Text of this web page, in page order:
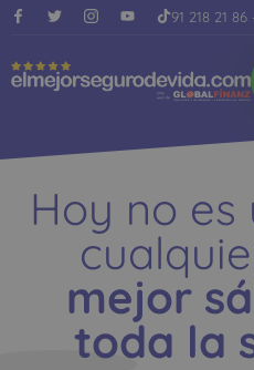
91 218 21 86
Hoy no es
mejor
toda la